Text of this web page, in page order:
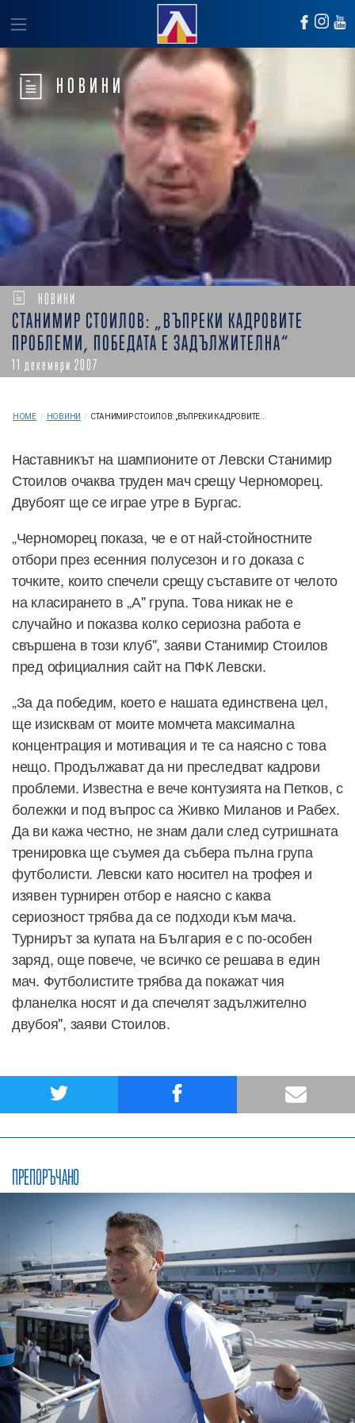
НОВИНИ
НОВИНИ
СТАНИМИР СТОИЛОВ: „ВЪПРЕКИ КАДРОВИТЕ
ПРОБЛЕМИ, ПОБЕДАТА Е ЗАДЪЛЖИТЕЛНА“
11 декември 2007
HOME / НОВИНИ / СТАНИМИР СТОИЛОВ: „ВЪПРЕКИ КАДРОВИТЕ...
Наставникът на шампионите от Левски Станимир
Стоилов очаква труден мач срещу Черноморец.
Двубоят ще се играе утре в Бургас.
„Черноморец показа, че е от най-стойностните
отбори през есенния полусезон и го доказа с
точките, които спечели срещу съставите от челото
на класирането в „А" група. Това никак не е
случайно и показва колко сериозна работа е
свършена в този клуб", заяви Станимир Стоилов
пред официалния сайт на ПФК Левски.
„За да победим, което е нашата единствена цел,
ще изисквам от моите момчета максимална
концентрация и мотивация и те са наясно с това
нещо. Продължават да ни преследват кадрови
проблеми. Известна е вече контузията на Петков, с
болежки и под въпрос са Живко Миланов и Рабех.
Да ви кажа честно, не знам дали след сутришната
тренировка ще съумея да събера пълна група
футболисти. Левски като носител на трофея и
изявен турнирен отбор е наясно с каква
сериозност трябва да се подходи към мача.
Турнирът за купата на България е с по-особен
заряд, още повече, че всичко се решава в един
мач. Футболистите трябва да покажат чия
фланелка носят и да спечелят задължително
двубоя", заяви Стоилов.
ПРЕПОРЪЧАНО